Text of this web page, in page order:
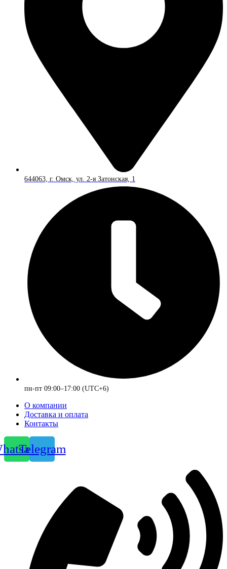
644063, г. Омск, ул. 2-я Затонская, 1
пн-пт 09:00–17:00 (UTC+6)
О компании
Доставка и оплата
Контакты
Telegram